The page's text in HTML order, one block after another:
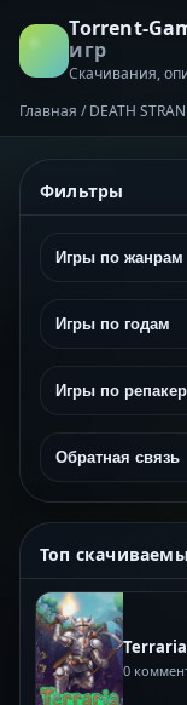
Torrent-
игр
Скачивания,
Главная / DEATH
Фильтры
Игры по жанрам
Игры по годам
Игры по
Обратная связь
Топ
Terraria
0